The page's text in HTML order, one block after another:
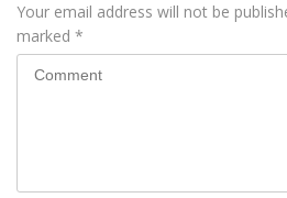
Your email address will not be
marked *